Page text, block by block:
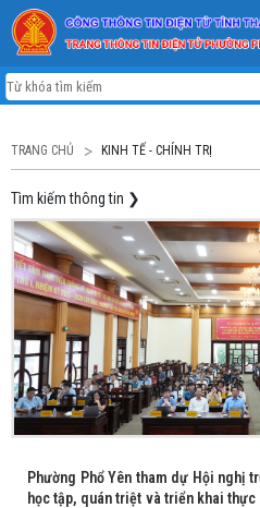
TRANG CHỦ KINH TẾ - CHÍNH TRỊ
Tìm kiếm thông tin ❯
Phường Phổ Yên tham dự Hội nghị
học tập, quán triệt và triển khai